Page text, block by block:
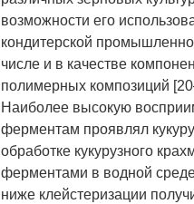
возможности его
кондитерской
числе и в качестве
полимерных композиций
Наиболее высокую
ферментам проявлял
обработке кукурузного
ферментами в водной
ниже клейстеризации